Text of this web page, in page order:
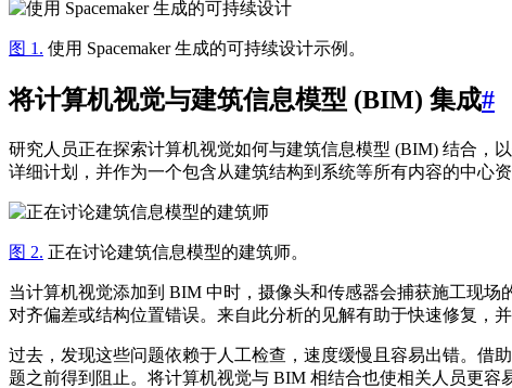
图 1. 使用 Spacemaker 生成的可持续设计示例。
将计算机视觉与建筑信息模型 (BIM) 集成#
研究人员正在探索计算机视觉如何与建筑信息模型 (BIM) 结合，
详细计划，并作为一个包含从建筑结构到系统等所有内容的中心资
图 2. 正在讨论建筑信息模型的建筑师。
当计算机视觉添加到 BIM 中时，摄像头和传感器会捕获施工现
对齐偏差或结构位置错误。来自此分析的见解有助于快速修复，
过去，发现这些问题依赖于人工检查，速度缓慢且容易出错。借
题之前得到阻止。将计算机视觉与 BIM 相结合也使相关人员更